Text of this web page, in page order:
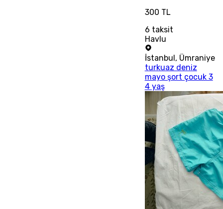
300 TL
6 taksit
Havlu
İstanbul, Ümraniye
turkuaz deniz
mayo şort çocuk 3
4 yaş